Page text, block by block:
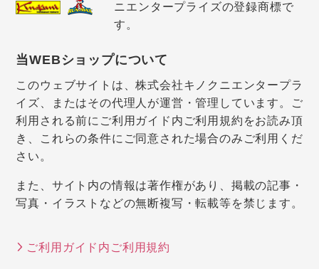
ニエンタープライズの登録商標で
す。
当WEBショップについて
このウェブサイトは、株式会社キノクニエンタープラ
イズ、またはその代理人が運営・管理しています。ご
利用される前にご利用ガイド内ご利用規約をお読み頂
き、これらの条件にご同意された場合のみご利用くだ
さい。
また、サイト内の情報は著作権があり、掲載の記事・
写真・イラストなどの無断複写・転載等を禁じます。
ご利用ガイド内ご利用規約